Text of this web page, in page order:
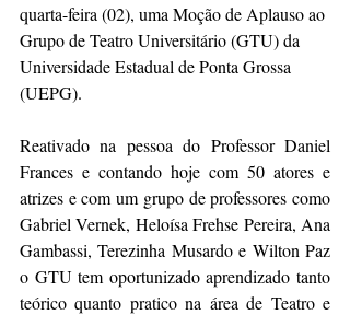
quarta-feira (02), uma Moção de Aplauso ao
Grupo de Teatro Universitário (GTU) da
Universidade Estadual de Ponta Grossa
(UEPG).
Reativado na pessoa do Professor Daniel
Frances e contando hoje com 50 atores e
atrizes e com um grupo de professores como
Gabriel Vernek, Heloísa Frehse Pereira, Ana
Gambassi, Terezinha Musardo e Wilton Paz
o GTU tem oportunizado aprendizado tanto
teórico quanto pratico na área de Teatro e